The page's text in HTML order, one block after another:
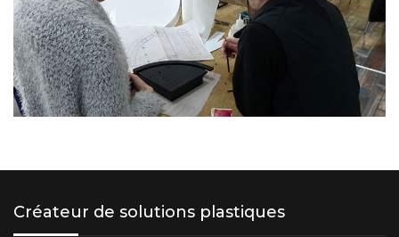
Créateur de solutions plastiques